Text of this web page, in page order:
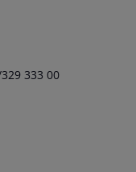
333 00